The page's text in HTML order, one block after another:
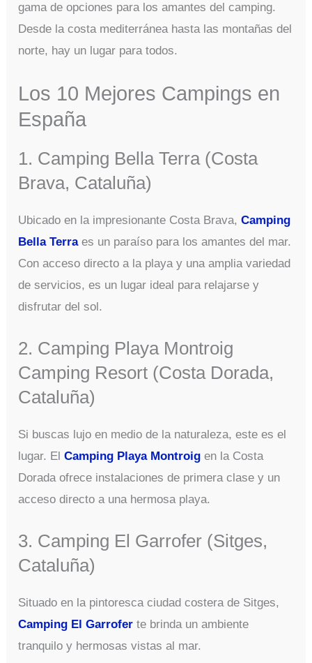
gama de opciones para los amantes del camping.
Desde la costa mediterránea hasta las montañas del
norte, hay un lugar para todos.
Los 10 Mejores Campings en
España
1. Camping Bella Terra (Costa
Brava, Cataluña)
Ubicado en la impresionante Costa Brava,Camping
Bella Terraes un paraíso para los amantes del mar.
Con acceso directo a la playa y una amplia variedad
de servicios, es un lugar ideal para relajarse y
disfrutar del sol.
2. Camping Playa Montroig
Camping Resort (Costa Dorada,
Cataluña)
Si buscas lujo en medio de la naturaleza, este es el
lugar. ElCamping Playa Montroig en la Costa
Dorada ofrece instalaciones de primera clase y un
acceso directo a una hermosa playa.
3. Camping El Garrofer (Sitges,
Cataluña)
Situado en la pintoresca ciudad costera de Sitges,
Camping El Garrofer te brinda un ambiente
tranquilo y hermosas vistas al mar.